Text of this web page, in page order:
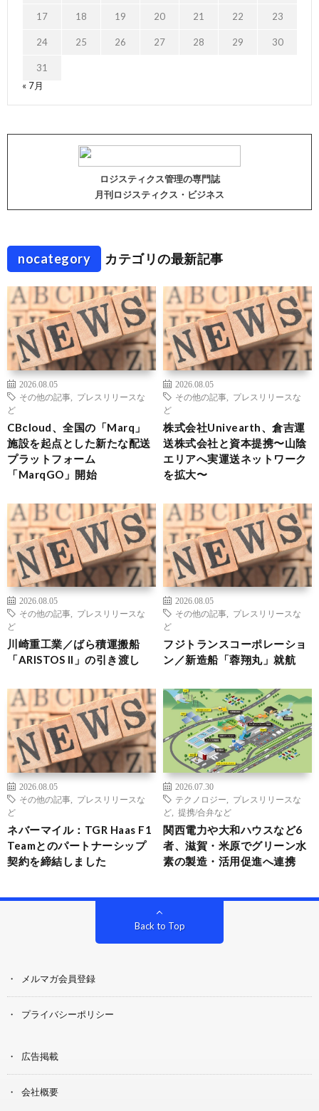
17 18 19 20 21 22 23
24 25 26 27 28 29 30
31
« 7月
ロジスティクス管理の専門誌
月刊ロジスティクス・ビジネス
nocategory カテゴリの最新記事
2026.08.05
その他の記事
プレスリリースな
ど
CBcloud、全国の「Marq」
施設を起点とした新たな配送
プラットフォーム
「MarqGO」開始
2026.08.05
その他の記事
プレスリリースな
ど
株式会社Univearth、倉吉運
送株式会社と資本提携〜山陰
エリアへ実運送ネットワーク
を拡大〜
2026.08.05
その他の記事
プレスリリースな
ど
川崎重工業／ばら積運搬船
「ARISTOS II」の引き渡し
2026.08.05
その他の記事
プレスリリースな
ど
フジトランスコーポレーショ
ン／新造船「蓉翔丸」就航
2026.08.05
その他の記事
プレスリリースな
ど
ネバーマイル：TGR Haas F1
Teamとのパートナーシップ
契約を締結しました
2026.07.30
テクノロジー
プレスリリースな
ど
提携/合弁など
関西電力や大和ハウスなど6
者、滋賀・米原でグリーン水
素の製造・活用促進へ連携
Back to Top
メルマガ会員登録
プライバシーポリシー
広告掲載
会社概要